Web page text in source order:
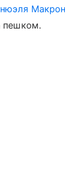
пешком.